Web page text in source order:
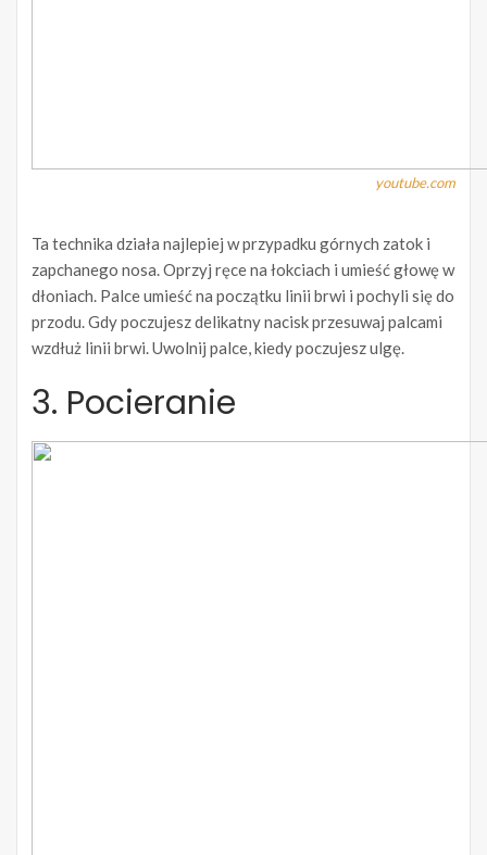
youtube.com
Ta technika działa najlepiej w przypadku górnych zatok i
zapchanego nosa. Oprzyj ręce na łokciach i umieść głowę w
dłoniach. Palce umieść na początku linii brwi i pochyli się do
przodu. Gdy poczujesz delikatny nacisk przesuwaj palcami
wzdłuż linii brwi. Uwolnij palce, kiedy poczujesz ulgę.
3. Pocieranie